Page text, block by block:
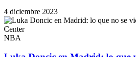
4 diciembre 2023
NBA